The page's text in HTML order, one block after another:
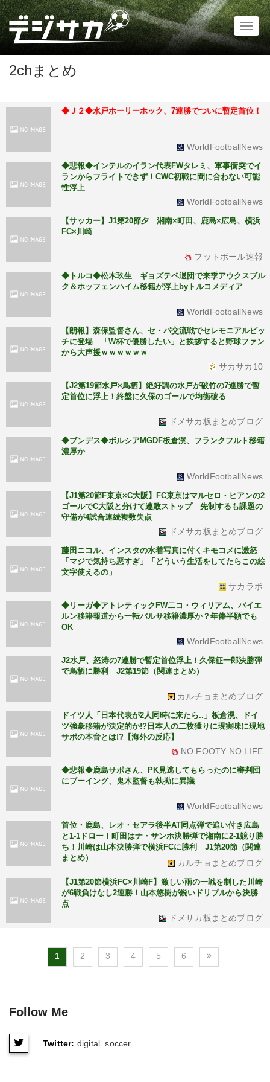
2chまとめ
◆Ｊ２◆水戸ホーリーホック、7連勝でついに暫定首位！
WorldFootballNews
◆悲報◆インテルのイラン代表FWタレミ、軍事衝突でイ
ランからフライトできず！CWC初戦に間に合わない可能
性浮上
WorldFootballNews
【サッカー】J1第20節夕 湘南×町田、鹿島×広島、横浜
FC×川崎
フットボール速報
◆トルコ◆松木玖生 ギョズテペ退団で来季アウクスブル
ク＆ホッフェンハイム移籍が浮上byトルコメディア
WorldFootballNews
【朗報】森保監督さん、セ・パ交流戦でセレモニアルピッ
チに登場 「W杯で優勝したい」と挨拶すると野球ファン
から大声援ｗｗｗｗｗｗ
サカサカ10
【J2第19節水戸×鳥栖】絶好調の水戸が破竹の7連勝で暫
定首位に浮上！終盤に久保のゴールで均衡破る
ドメサカ板まとめブログ
◆ブンデス◆ボルシアMGDF板倉滉、フランクフルト移籍
濃厚か
WorldFootballNews
【J1第20節F東京×C大阪】FC東京はマルセロ・ヒアンの2
ゴールでC大阪と分けて連敗ストップ 先制するも課題の
守備が4試合連続複数失点
ドメサカ板まとめブログ
藤田ニコル、インスタの水着写真に付くキモコメに激怒
「マジで気持ち悪すぎ」「どういう生活をしてたらこの絵
文字使えるの」
サカラボ
◆リーガ◆アトレティックFW二コ・ウィリアム、バイエ
ルン移籍報道から一転バルサ移籍濃厚か？年俸半額でも
OK
WorldFootballNews
J2水戸、怒涛の7連勝で暫定首位浮上！久保征一郎決勝弾
で鳥栖に勝利 J2第19節（関連まとめ）
カルチョまとめブログ
ドイツ人「日本代表が2人同時に来たら..」板倉滉、ドイ
ツ強豪移籍が決定的か!?日本人の二枚獲りに現実味に現地
サポの本音とは!?【海外の反応】
NO FOOTY NO LIFE
◆悲報◆鹿島サポさん、PK見逃してもらったのに審判団
にブーイング、鬼木監督も執拗に異議
WorldFootballNews
首位・鹿島、レオ・セアラ後半AT同点弾で追い付き広島
と1-1ドロー！町田はナ・サンホ決勝弾で湘南に2-1競り勝
ち！川崎は山本決勝弾で横浜FCに勝利 J1第20節（関連
まとめ）
カルチョまとめブログ
【J1第20節横浜FC×川崎F】激しい雨の一戦を制した川崎
が6戦負けなし2連勝！山本悠樹が鋭いドリブルから決勝
点
ドメサカ板まとめブログ
1 2 3 4 5 6
Follow Me
Twitter: digital_soccer